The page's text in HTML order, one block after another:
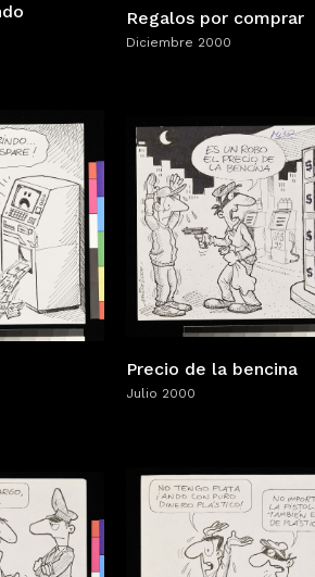
Regalos por comprar
Diciembre 2000
Precio de la bencina
Julio 2000